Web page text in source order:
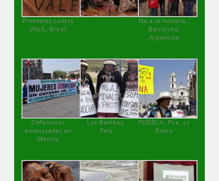
Protestas contra
VALE, Brasil
No a la minería ,
Bariloche,
Argentina
Defensoras
amenazadas en
México
Las Bambas,
Perú
PUEBLA, Pue, 27
Enero